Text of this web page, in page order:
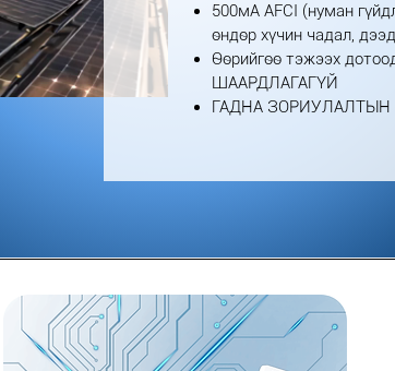
500мА AFCI (нуман
өндөр хүчин чадал,
Өөрийгөө тэжээх
ШААРДЛАГАГҮЙ
ГАДНА ЗОРИУЛАЛТЫН